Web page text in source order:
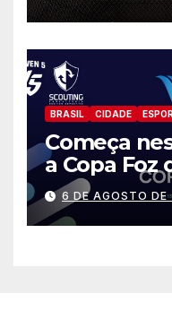
BRASIL CIDADE
Começa
a Copa Foz
2026 com
países
6 DE AGOSTO